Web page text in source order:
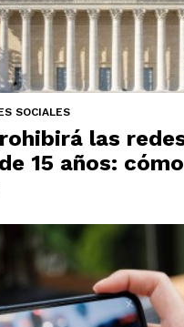
SOCIALES
las
15 años: